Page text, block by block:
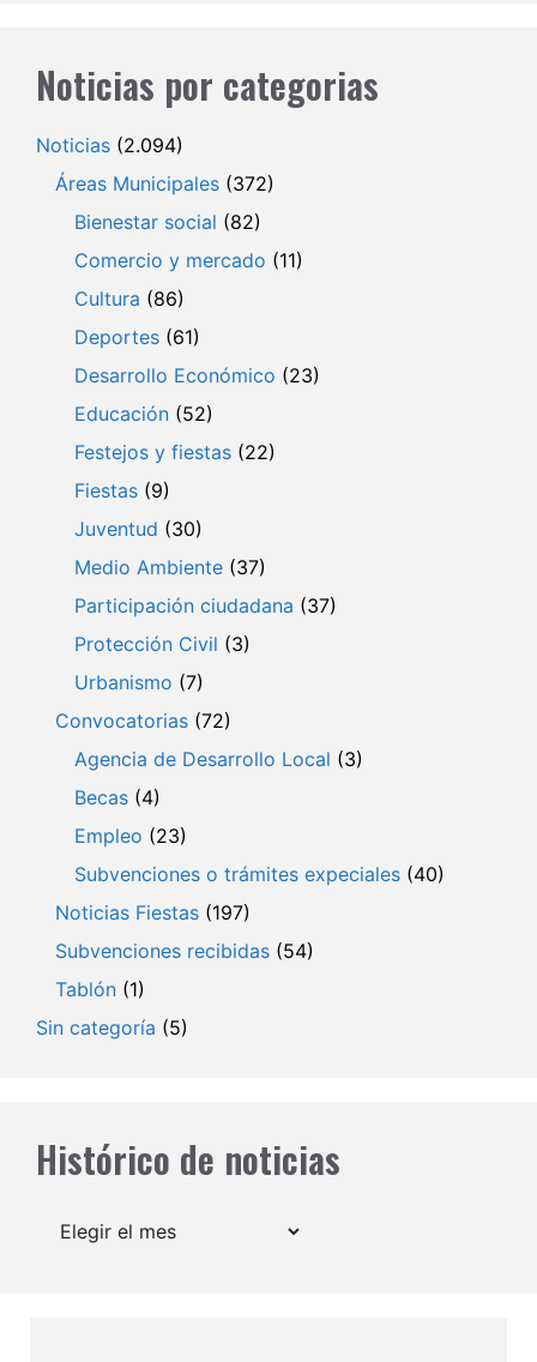
Noticias por categorias
Noticias (2.094)
Áreas Municipales (372)
Bienestar social (82)
Comercio y mercado (11)
Cultura (86)
Deportes (61)
Desarrollo Económico (23)
Educación (52)
Festejos y fiestas (22)
Fiestas (9)
Juventud (30)
Medio Ambiente (37)
Participación ciudadana (37)
Protección Civil (3)
Urbanismo (7)
Convocatorias (72)
Agencia de Desarrollo Local (3)
Becas (4)
Empleo (23)
Subvenciones o trámites expeciales (40)
Noticias Fiestas (197)
Subvenciones recibidas (54)
Tablón (1)
Sin categoría (5)
Histórico de noticias
Archivos